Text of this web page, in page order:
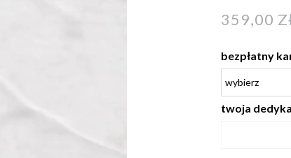
359,00
bezpłatny
twoja